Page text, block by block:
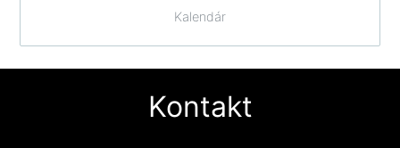
Kalendár
Kontakt